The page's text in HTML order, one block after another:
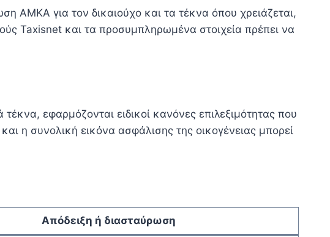
ΑΜΚΑ για τον δικαιούχο και τα τέκνα όπου χρειάζεται,
Taxisnet και τα προσυμπληρωμένα στοιχεία πρέπει να
εφαρμόζονται ειδικοί κανόνες επιλεξιμότητας που
η συνολική εικόνα ασφάλισης της οικογένειας μπορεί
Απόδειξη ή διασταύρωση